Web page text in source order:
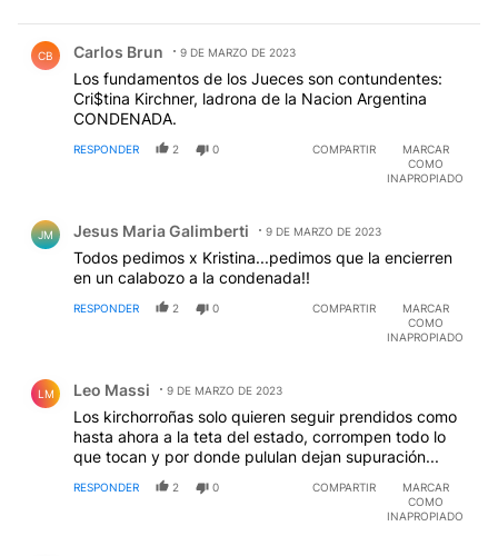
CB Carlos Brun 9 DE MARZO DE 2023
Los fundamentos de los Jueces son contundentes:
Cri$tina Kirchner, ladrona de la Nacion Argentina
CONDENADA.
RESPONDER 2 0 COMPARTIR
MARCAR
COMO
INAPROPIADO
JM Jesus Maria Galimberti 9 DE MARZO DE 2023
Todos pedimos x Kristina...pedimos que la encierren
en un calabozo a la condenada!!
RESPONDER 2 0 COMPARTIR
MARCAR
COMO
INAPROPIADO
LM Leo Massi 9 DE MARZO DE 2023
Los kirchorroñas solo quieren seguir prendidos como
hasta ahora a la teta del estado, corrompen todo lo
que tocan y por donde pululan dejan supuración...
RESPONDER 2 0 COMPARTIR
MARCAR
COMO
INAPROPIADO